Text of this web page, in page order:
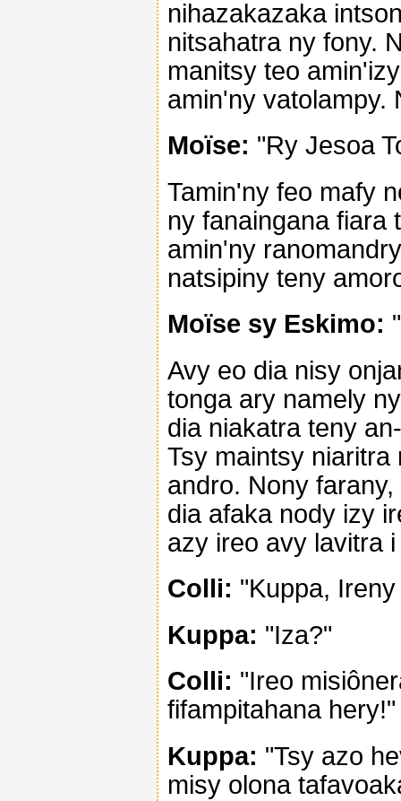
nihazakazaka
nitsahatra ny fony.
manitsy teo
amin'ny vatolampy.
Moïse: "Ry Jesoa
Tamin'ny feo mafy
ny fanaingana fiara
amin'ny
natsipiny teny
Moïse sy Eskimo:
Avy eo dia nisy
tonga ary namely
dia niakatra teny
Tsy maintsy
andro. Nony
dia afaka nody izy
azy ireo avy lavitra
Colli: "Kuppa,
Kuppa: "Iza?"
Colli: "Ireo
fifampitahana hery!"
Kuppa: "Tsy azo
misy olona